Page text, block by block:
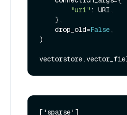
"uri" : URI,
    drop_old=
False,
)